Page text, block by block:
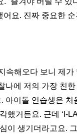
요. 진짜 중요한
속해오다 보니 제
나에 저의 가장 친
아이돌 연습생은
했거든요. 근데 ‘I-
이 생기더라고요.